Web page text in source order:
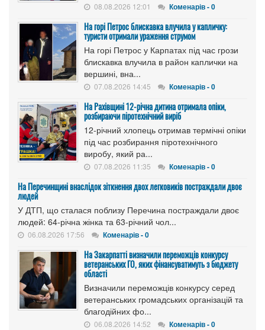
08.08.2026 12:01 Коменарів - 0
На горі Петрос блискавка влучила у капличку:
туристи отримали ураження струмом
На горі Петрос у Карпатах під час грози
блискавка влучила в район каплички на
вершині, вна...
07.08.2026 14:45 Коменарів - 0
На Рахівщині 12-річна дитина отримала опіки,
розбираючи піротехнічний виріб
12-річний хлопець отримав термічні опіки
під час розбирання піротехнічного
виробу, який ра...
07.08.2026 11:35 Коменарів - 0
На Перечинщині внаслідок зіткнення двох легковиків постраждали двоє
людей
У ДТП, що сталася поблизу Перечина постраждали двоє
людей: 64-річна жінка та 63-річний чол...
06.08.2026 17:56 Коменарів - 0
На Закарпатті визначили переможців конкурсу
ветеранських ГО, яких фінансуватимуть з бюджету
області
Визначили переможців конкурсу серед
ветеранських громадських організацій та
благодійних фо...
06.08.2026 14:52 Коменарів - 0